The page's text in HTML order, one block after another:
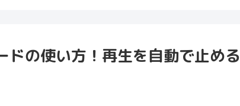
の使い方！再生を自動で止める